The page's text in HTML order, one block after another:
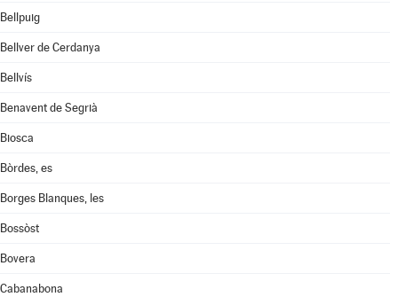
Bellpuig
Bellver de Cerdanya
Bellvís
Benavent de Segrià
Biosca
Bòrdes, es
Borges Blanques, les
Bossòst
Bovera
Cabanabona